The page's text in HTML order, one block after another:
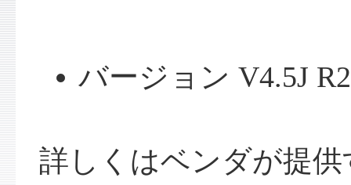
バージョン V4.5J
詳しくはベンダが提